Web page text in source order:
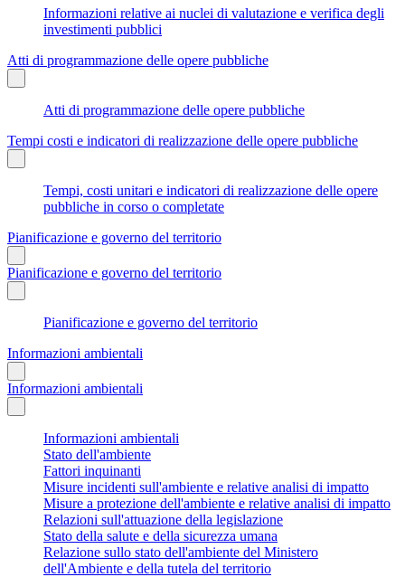
Informazioni relative ai nuclei di valutazione e verifica degli
investimenti pubblici
Atti di programmazione delle opere pubbliche
Atti di programmazione delle opere pubbliche
Tempi costi e indicatori di realizzazione delle opere pubbliche
Tempi, costi unitari e indicatori di realizzazione delle opere
pubbliche in corso o completate
Pianificazione e governo del territorio
Pianificazione e governo del territorio
Pianificazione e governo del territorio
Informazioni ambientali
Informazioni ambientali
Informazioni ambientali
Stato dell'ambiente
Fattori inquinanti
Misure incidenti sull'ambiente e relative analisi di impatto
Misure a protezione dell'ambiente e relative analisi di impatto
Relazioni sull'attuazione della legislazione
Stato della salute e della sicurezza umana
Relazione sullo stato dell'ambiente del Ministero
dell'Ambiente e della tutela del territorio